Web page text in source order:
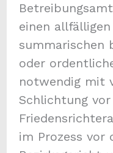
einen
summarischen
oder
notwendig mit
Schlichtung
im Prozess vor